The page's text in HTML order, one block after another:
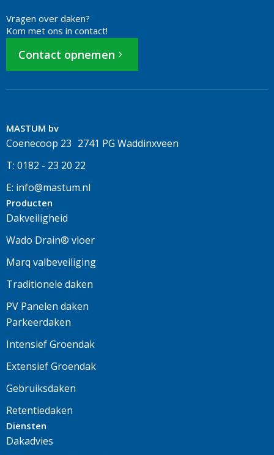
Vragen over daken?
Kom met ons in contact!
Contact opnemen
MASTUM bv
Coenecoop 23 2741 PG Waddinxveen
T: 0182 - 23 20 22
E: info@mastum.nl
Producten
Dakveiligheid
Wado Drain® vloer
Marq valbeveiliging
Traditionele daken
PV Panelen daken
Parkeerdaken
Intensief Groendak
Extensief Groendak
Gebruiksdaken
Retentiedaken
Diensten
Dakadvies